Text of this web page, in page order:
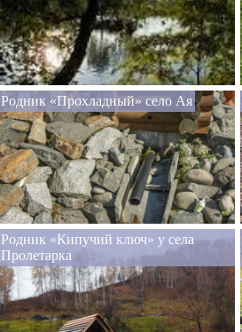
Родник «Прохладный» село Ая
Родник «Кипучий ключ» у села
Пролетарка